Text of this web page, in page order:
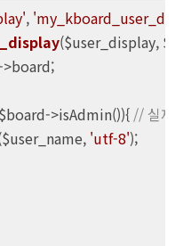
,
($user_display,
>isAdmin()){ // 실제
'utf-8');